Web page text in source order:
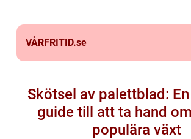
VÅRFRITID.se
Skötsel av palettblad:
guide till att ta hand
populära växt